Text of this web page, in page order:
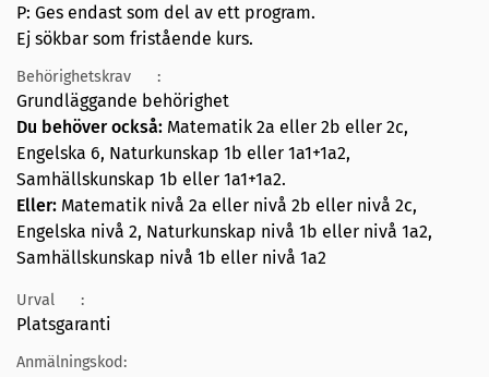
P: Ges endast som del av ett program.
Ej sökbar som fristående kurs.
Behörighetskrav :
Grundläggande behörighet
Du behöver också: Matematik 2a eller 2b eller 2c,
Engelska 6, Naturkunskap 1b eller 1a1+1a2,
Samhällskunskap 1b eller 1a1+1a2.
Eller: Matematik nivå 2a eller nivå 2b eller nivå 2c,
Engelska nivå 2, Naturkunskap nivå 1b eller nivå 1a2,
Samhällskunskap nivå 1b eller nivå 1a2
Urval :
Platsgaranti
Anmälningskod: